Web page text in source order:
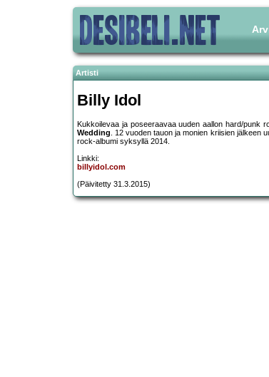
Artisti
Billy Idol
Kukkoilevaa ja poseeraavaa uuden aallon hard/punk
Wedding. 12 vuoden tauon ja monien kriisien jälkeen
rock-albumi syksyllä 2014.
Linkki:
billyidol.com
(Päivitetty 31.3.2015)